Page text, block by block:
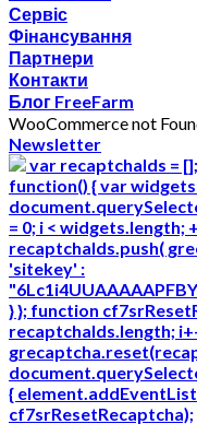
Сервіс
Фінансування
Партнери
Контакти
Блог FreeFarm
WooCommerce not
Newsletter
var recaptchaIds =
function() { var widgets
= 0; i < widgets.length;
recaptchaIds.push(
'sitekey' :
} }; function
recaptchaIds.length;
{
cf7srResetRecaptcha);